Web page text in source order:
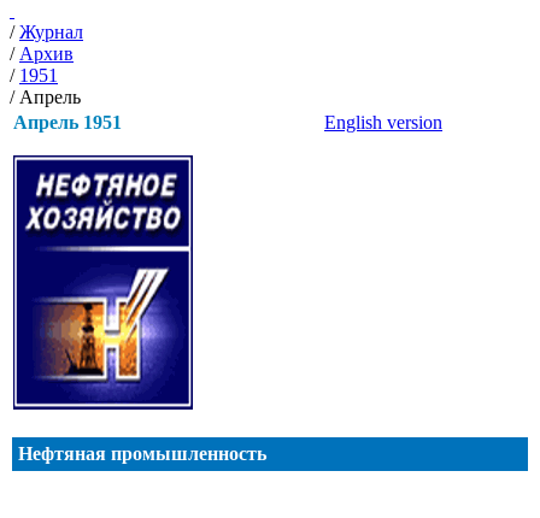
/Журнал
/ Архив
/ 1951
/ Апрель
Апрель 1951
English version
Нефтяная промышленность